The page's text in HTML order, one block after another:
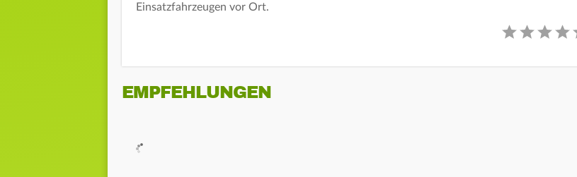
Einsatzfahrzeugen vor Ort.
EMPFEHLUNGEN